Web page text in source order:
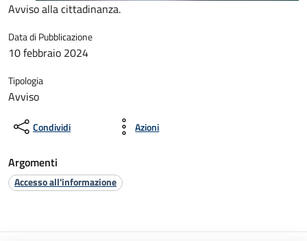
Avviso alla cittadinanza.
Data di Pubblicazione
10 febbraio 2024
Tipologia
Avviso
Condividi Azioni
Argomenti
Accesso all'informazione